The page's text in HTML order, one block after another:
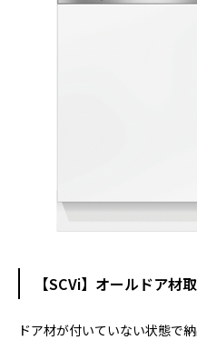
【SCVi】オールドア材
ドア材が付いていない状態で